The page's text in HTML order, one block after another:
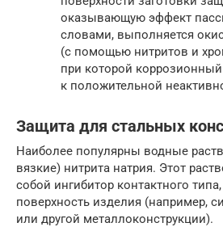
оказывающую эффект
словами, выполняется
(с помощью нитритов и
при которой
к положительной
Защита для стальных
Наиболее популярны водные
вязкие) нитрита натрия. Этот
собой ингибитор контактного
поверхность изделия (например,
или другой металлоконструкции).